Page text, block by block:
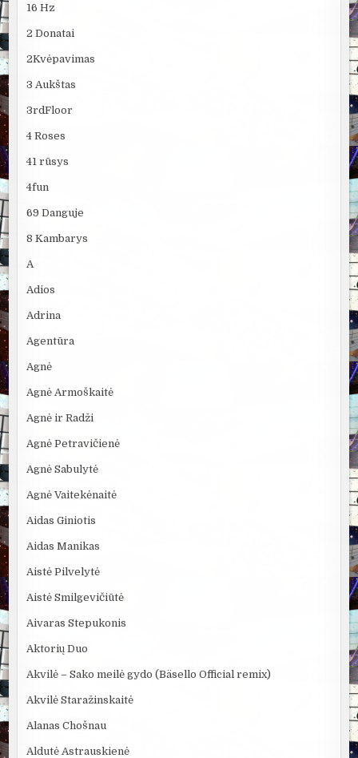
16 Hz
2 Donatai
2Kvėpavimas
3 Aukštas
3rdFloor
4 Roses
41 rūsys
4fun
69 Danguje
8 Kambarys
A
Adios
Adrina
Agentūra
Agnė
Agnė Armoškaitė
Agnė ir Radži
Agnė Petravičienė
Agnė Sabulytė
Agnė Vaitekėnaitė
Aidas Giniotis
Aidas Manikas
Aistė Pilvelytė
Aistė Smilgevičiūtė
Aivaras Stepukonis
Aktorių Duo
Akvilė – Sako meilė gydo (Bäsello Official remix)
Akvilė Staražinskaitė
Alanas Chošnau
Aldutė Astrauskienė